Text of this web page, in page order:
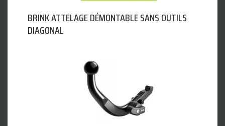
BRINK ATTELAGE DÉMONTABLE SANS OUTILS
DIAGONAL